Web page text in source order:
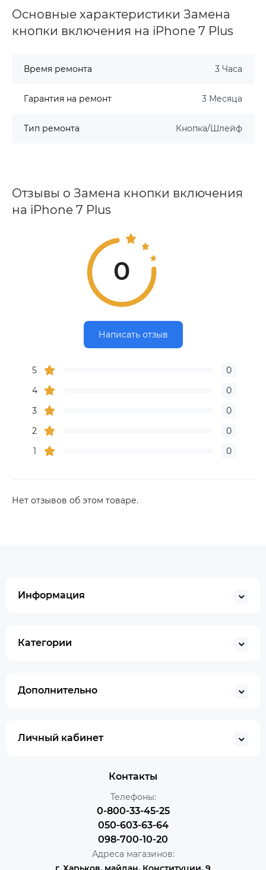
Основные характеристики Замена
кнопки включения на iPhone 7 Plus
Время ремонта 3 Часа
Гарантия на ремонт 3 Месяца
Тип ремонта Кнопка/Шлейф
Отзывы о Замена кнопки включения
на iPhone 7 Plus
0
Написать отзыв
5
0
4
0
3
0
2
0
1
0
Нет отзывов об этом товаре.
Информация
Категории
Дополнительно
Личный кабинет
Контакты
Телефоны:
0-800-33-45-25
050-603-63-64
098-700-10-20
Адреса магазинов: